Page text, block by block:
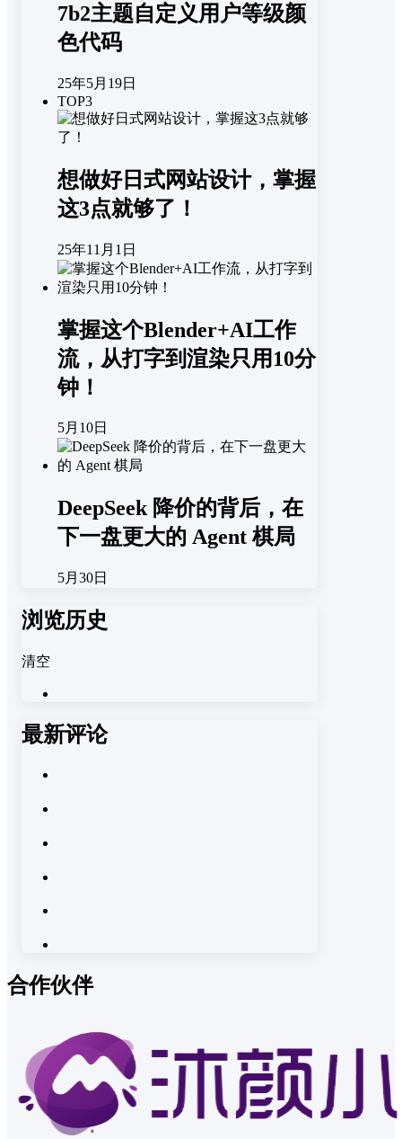
7b2主题自定义用户等级颜
色代码
25年5月19日
TOP3
想做好日式网站设计，掌握
这3点就够了！
25年11月1日
掌握这个Blender+AI工作
流，从打字到渲染只用10分
钟！
5月10日
DeepSeek 降价的背后，在
下一盘更大的 Agent 棋局
5月30日
浏览历史
清空
最新评论
合作伙伴